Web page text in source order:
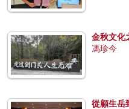
金秋文化
馮珍今
從顧生岳